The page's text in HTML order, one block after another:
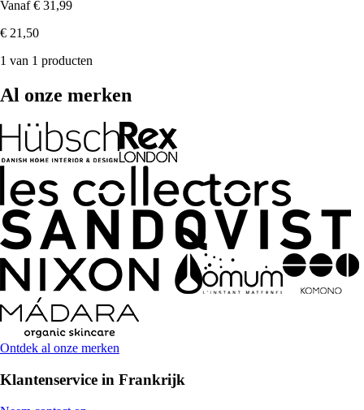
Vanaf € 31,99
€ 21,50
1 van 1 producten
Al onze merken
Ontdek al onze merken
Klantenservice in Frankrijk